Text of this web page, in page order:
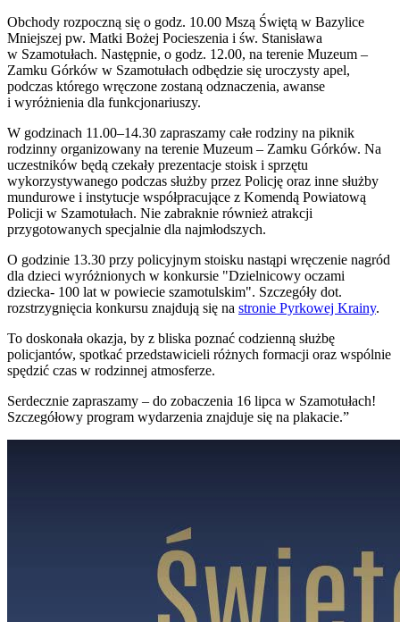
Obchody rozpoczną się o godz. 10.00 Mszą Świętą w Bazylice
Mniejszej pw. Matki Bożej Pocieszenia i św. Stanisława
w Szamotułach. Następnie, o godz. 12.00, na terenie Muzeum –
Zamku Górków w Szamotułach odbędzie się uroczysty apel,
podczas którego wręczone zostaną odznaczenia, awanse
i wyróżnienia dla funkcjonariuszy.
W godzinach 11.00–14.30 zapraszamy całe rodziny na piknik
rodzinny organizowany na terenie Muzeum – Zamku Górków. Na
uczestników będą czekały prezentacje stoisk i sprzętu
wykorzystywanego podczas służby przez Policję oraz inne służby
mundurowe i instytucje współpracujące z Komendą Powiatową
Policji w Szamotułach. Nie zabraknie również atrakcji
przygotowanych specjalnie dla najmłodszych.
O godzinie 13.30 przy policyjnym stoisku nastąpi wręczenie nagród
dla dzieci wyróżnionych w konkursie "Dzielnicowy oczami
dziecka- 100 lat w powiecie szamotulskim". Szczegóły dot.
rozstrzygnięcia konkursu znajdują się na stronie Pyrkowej Krainy.
To doskonała okazja, by z bliska poznać codzienną służbę
policjantów, spotkać przedstawicieli różnych formacji oraz wspólnie
spędzić czas w rodzinnej atmosferze.
Serdecznie zapraszamy – do zobaczenia 16 lipca w Szamotułach!
Szczegółowy program wydarzenia znajduje się na plakacie.”